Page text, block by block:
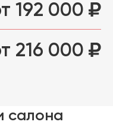
192 000
216 000
салона